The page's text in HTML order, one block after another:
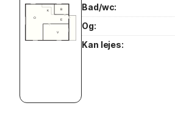
Bad/wc:
Og:
Kan lejes: